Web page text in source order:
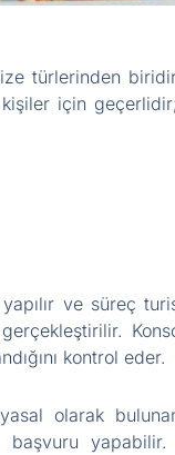
türlerinden
için
ve süreç
kontrol eder.
yasal olarak
başvuru